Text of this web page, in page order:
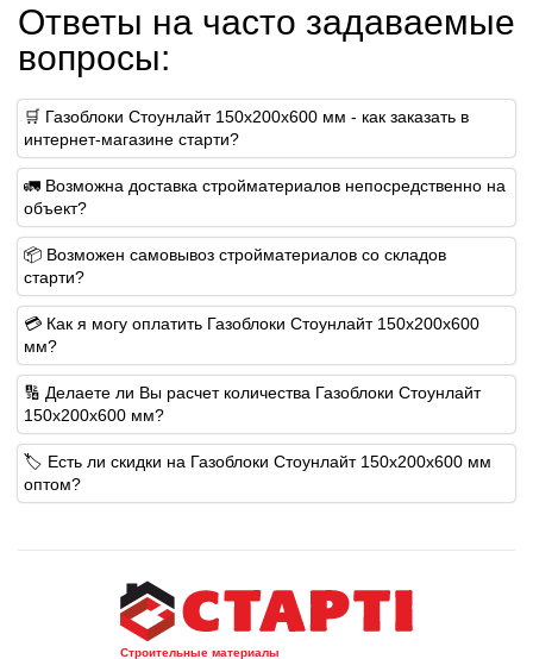
Ответы на часто задаваемые
вопросы:
🛒 Газоблоки Стоунлайт 150x200x600 мм - как заказать в
интернет-магазине старти?
🚛 Возможна доставка стройматериалов непосредственно на
объект?
📦 Возможен самовывоз стройматериалов со складов
старти?
💳 Как я могу оплатить Газоблоки Стоунлайт 150x200x600
мм?
🔢 Делаете ли Вы расчет количества Газоблоки Стоунлайт
150x200x600 мм?
🏷️ Есть ли скидки на Газоблоки Стоунлайт 150x200x600 мм
оптом?
Строительные материалы